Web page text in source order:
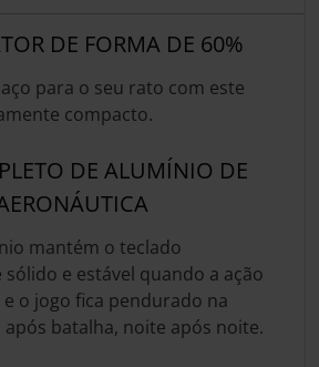
DE FORMA DE 60%
para o seu rato com este
compacto.
DE ALUMÍNIO DE
mantém o teclado
e estável quando a ação
o jogo fica pendurado na
após batalha, noite após noite.